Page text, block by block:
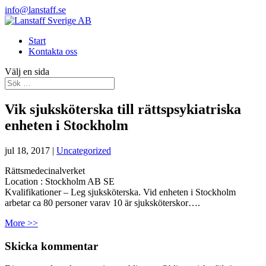
info@lanstaff.se
Start
Kontakta oss
Välj en sida
Vik sjuksköterska till rättspsykiatriska
enheten i Stockholm
jul 18, 2017 | Uncategorized
Rättsmedecinalverket
Location : Stockholm AB SE
Kvalifikationer – Leg sjuksköterska. Vid enheten i Stockholm
arbetar ca 80 personer varav 10 är sjuksköterskor….
More >>
Skicka kommentar